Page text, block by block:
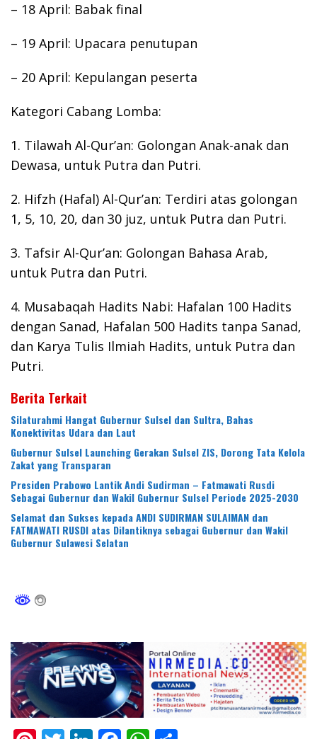
– 18 April: Babak final
– 19 April: Upacara penutupan
– 20 April: Kepulangan peserta
Kategori Cabang Lomba:
1. Tilawah Al-Qur’an: Golongan Anak-anak dan
Dewasa, untuk Putra dan Putri.
2. Hifzh (Hafal) Al-Qur’an: Terdiri atas golongan
1, 5, 10, 20, dan 30 juz, untuk Putra dan Putri.
3. Tafsir Al-Qur’an: Golongan Bahasa Arab,
untuk Putra dan Putri.
4. Musabaqah Hadits Nabi: Hafalan 100 Hadits
dengan Sanad, Hafalan 500 Hadits tanpa Sanad,
dan Karya Tulis Ilmiah Hadits, untuk Putra dan
Putri.
Berita Terkait
Silaturahmi Hangat Gubernur Sulsel dan Sultra, Bahas
Konektivitas Udara dan Laut
Gubernur Sulsel Launching Gerakan Sulsel ZIS, Dorong Tata Kelola
Zakat yang Transparan
Presiden Prabowo Lantik Andi Sudirman – Fatmawati Rusdi
Sebagai Gubernur dan Wakil Gubernur Sulsel Periode 2025-2030
Selamat dan Sukses kepada ANDI SUDIRMAN SULAIMAN dan
FATMAWATI RUSDI atas Dilantiknya sebagai Gubernur dan Wakil
Gubernur Sulawesi Selatan